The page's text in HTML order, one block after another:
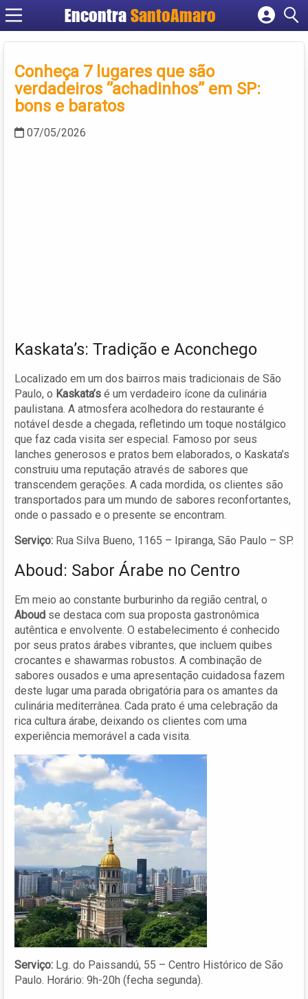
Encontra SantoAmaro
Cadastrar empresa
Criar conta
Conheça 7 lugares que são
verdadeiros ‘’achadinhos’’ em SP:
bons e baratos
07/05/2026
Kaskata’s: Tradição e Aconchego
Localizado em um dos bairros mais tradicionais de São
Paulo, o Kaskata’s é um verdadeiro ícone da culinária
paulistana. A atmosfera acolhedora do restaurante é
notável desde a chegada, refletindo um toque nostálgico
que faz cada visita ser especial. Famoso por seus
lanches generosos e pratos bem elaborados, o Kaskata’s
construiu uma reputação através de sabores que
transcendem gerações. A cada mordida, os clientes são
transportados para um mundo de sabores reconfortantes,
onde o passado e o presente se encontram.
Serviço: Rua Silva Bueno, 1165 – Ipiranga, São Paulo – SP.
Aboud: Sabor Árabe no Centro
Em meio ao constante burburinho da região central, o
Aboud se destaca com sua proposta gastronômica
autêntica e envolvente. O estabelecimento é conhecido
por seus pratos árabes vibrantes, que incluem quibes
crocantes e shawarmas robustos. A combinação de
sabores ousados e uma apresentação cuidadosa fazem
deste lugar uma parada obrigatória para os amantes da
culinária mediterrânea. Cada prato é uma celebração da
rica cultura árabe, deixando os clientes com uma
experiência memorável a cada visita.
Serviço: Lg. do Paissandú, 55 – Centro Histórico de São
Paulo. Horário: 9h-20h (fecha segunda).